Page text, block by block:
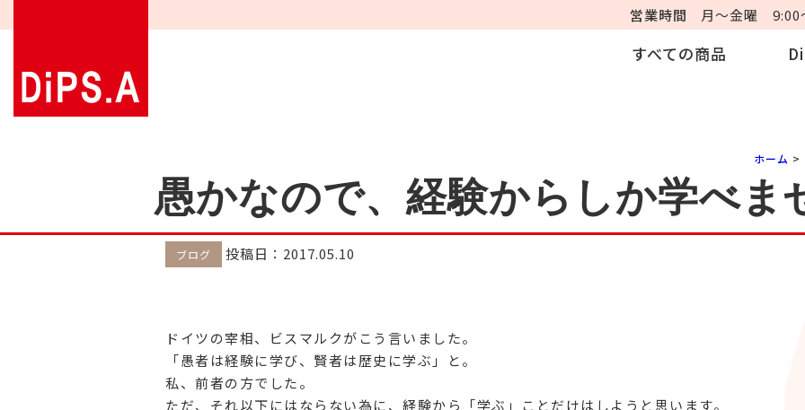
営業時間 月～金曜 9:00
すべての商品
ホーム >
愚かなので、経験からしか学べま
ブログ 投稿日：2017.05.10
ドイツの宰相、ビスマルクがこう言いました。
「愚者は経験に学び、賢者は歴史に学ぶ」と。
私、前者の方でした。
ただ、それ以下にはならない為に、経験から「学ぶ」ことだけはしようと思います。